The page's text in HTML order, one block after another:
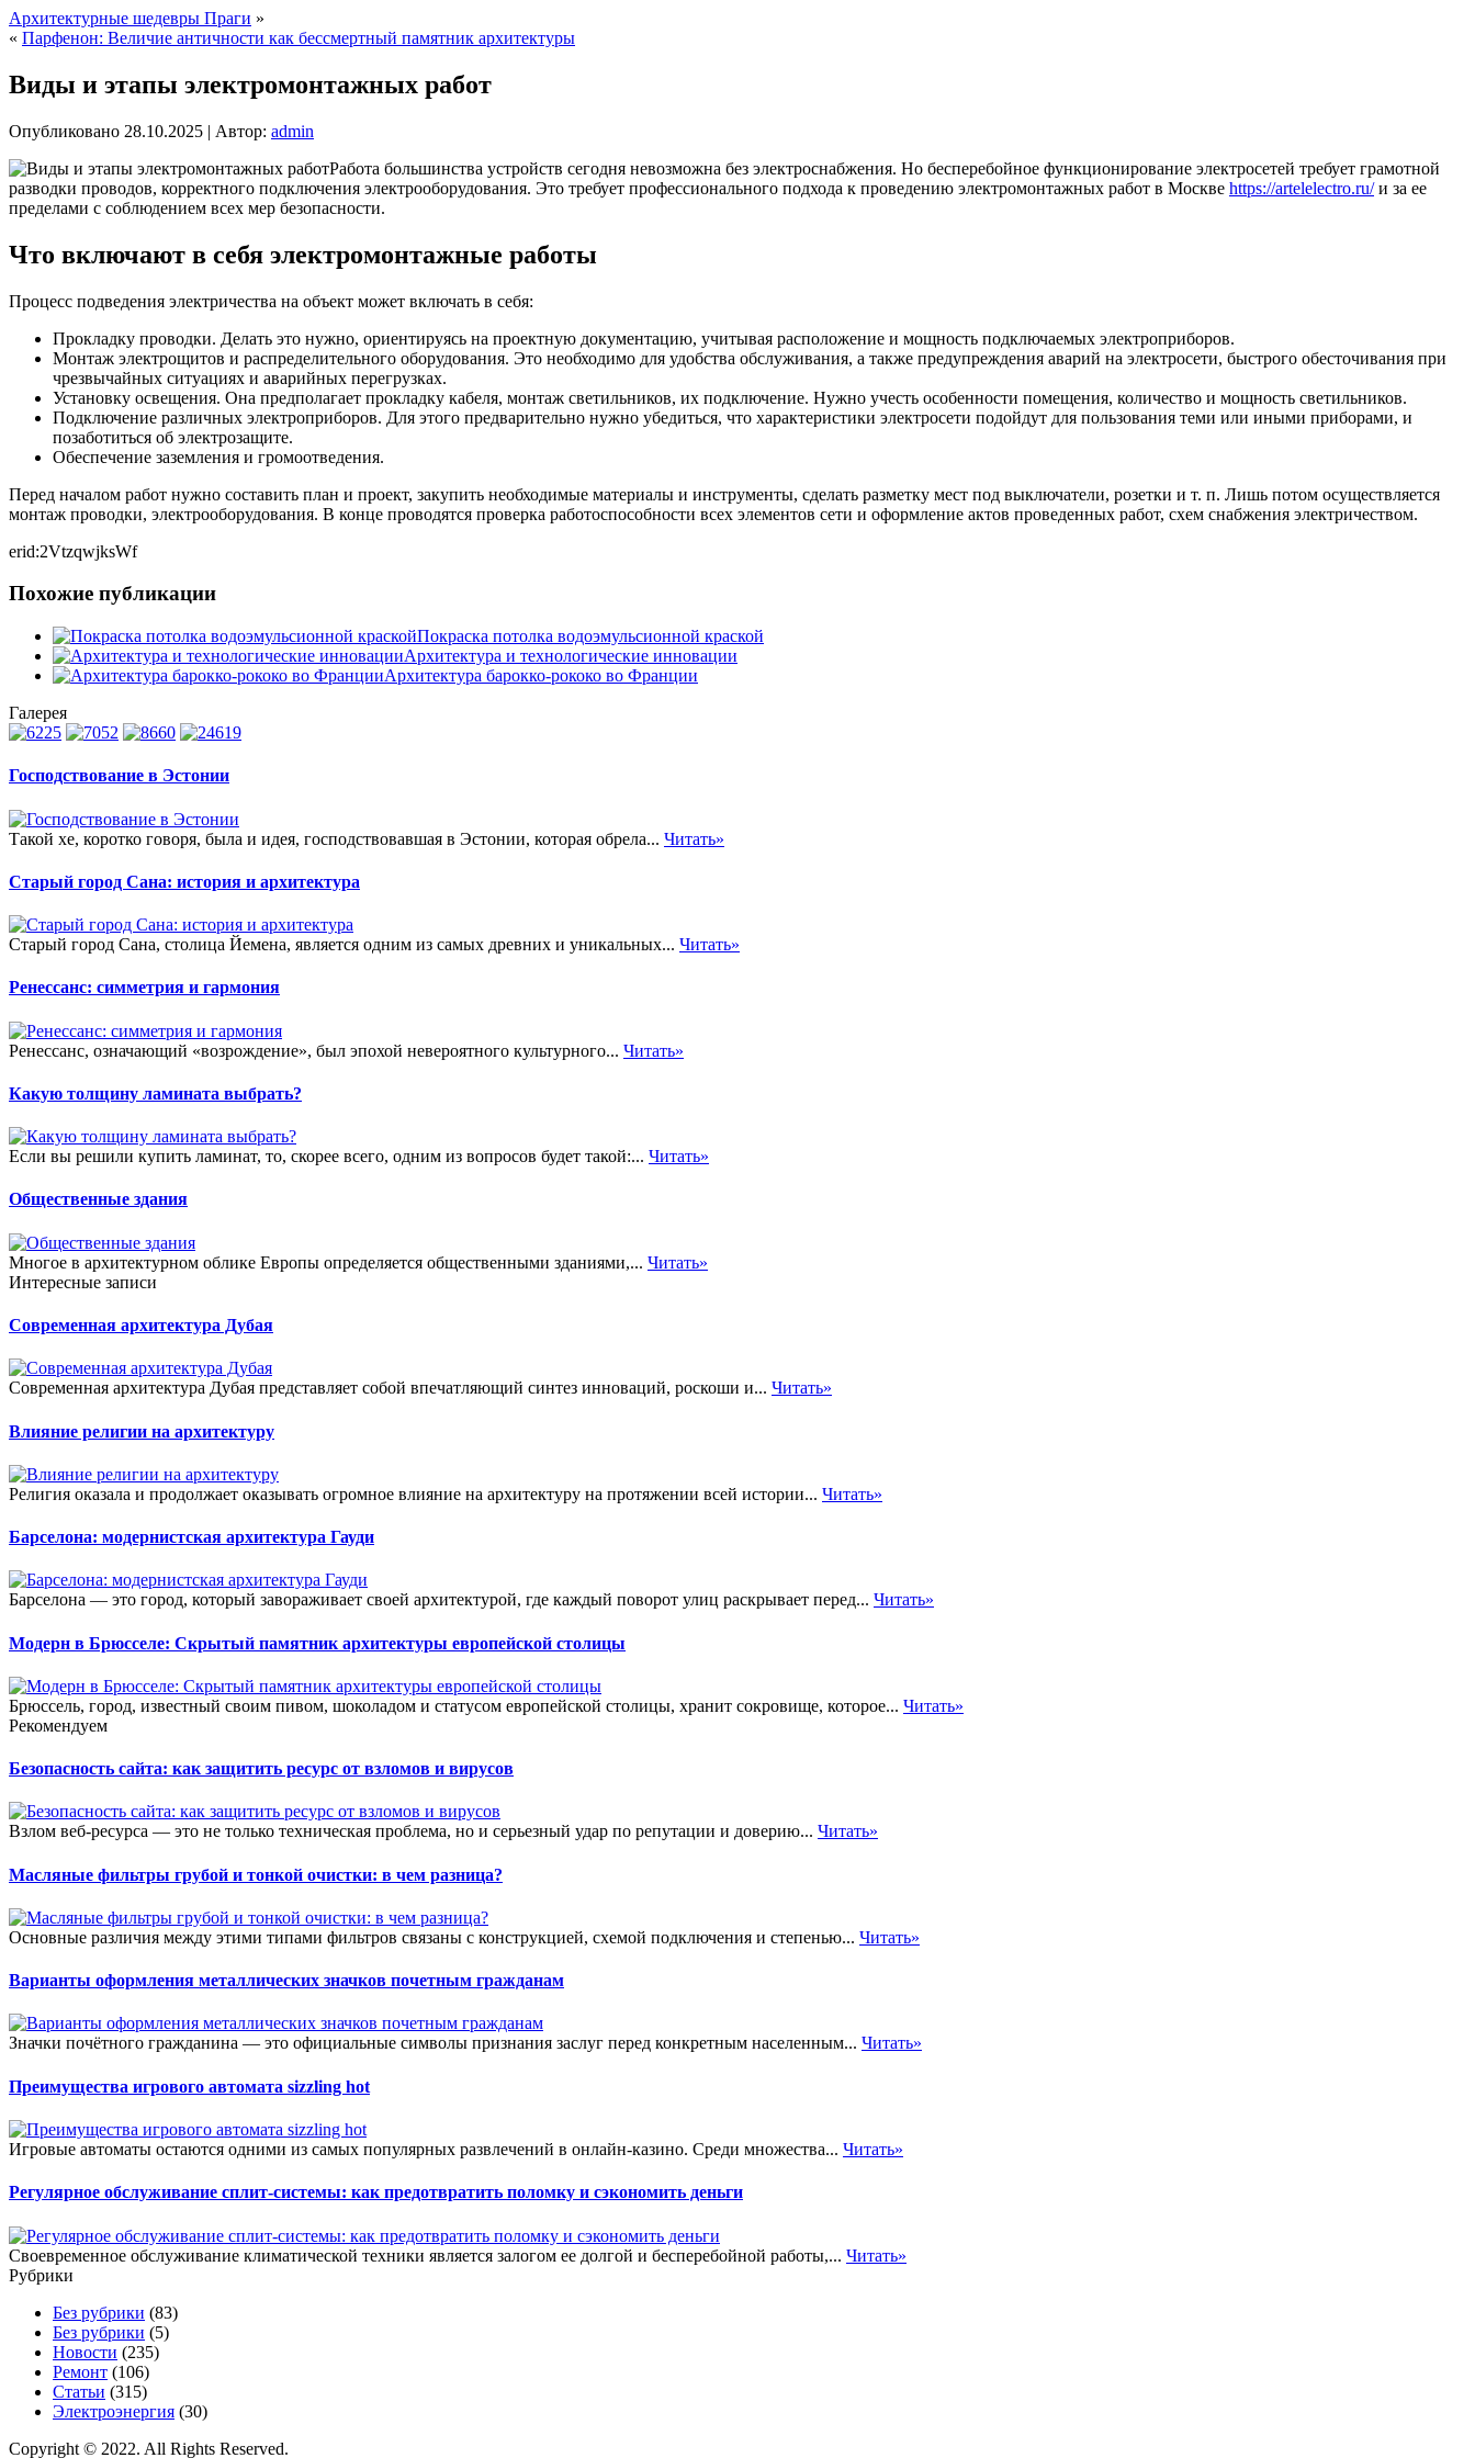
Архитектурные шедевры Праги »
« Парфенон: Величие античности как бессмертный памятник архитектуры
Виды и этапы электромонтажных работ
Опубликовано 28.10.2025 | Автор: admin
Работа большинства устройств сегодня невозможна без электроснабжения. Но бесперебойное функционирование электросетей требует грамотной
разводки проводов, корректного подключения электрооборудования. Это требует профессионального подхода к проведению электромонтажных работ в Москве https://artelelectro.ru/и за ее
пределами с соблюдением всех мер безопасности.
Что включают в себя электромонтажные работы
Процесс подведения электричества на объект может включать в себя:
Прокладку проводки. Делать это нужно, ориентируясь на проектную документацию, учитывая расположение и мощность подключаемых электроприборов.
Монтаж электрощитов и распределительного оборудования. Это необходимо для удобства обслуживания, а также предупреждения аварий на электросети, быстрого обесточивания при
чрезвычайных ситуациях и аварийных перегрузках.
Установку освещения. Она предполагает прокладку кабеля, монтаж светильников, их подключение. Нужно учесть особенности помещения, количество и мощность светильников.
Подключение различных электроприборов. Для этого предварительно нужно убедиться, что характеристики электросети подойдут для пользования теми или иными приборами, и
позаботиться об электрозащите.
Обеспечение заземления и громоотведения.
Перед началом работ нужно составить план и проект, закупить необходимые материалы и инструменты, сделать разметку мест под выключатели, розетки и т. п. Лишь потом осуществляется
монтаж проводки, электрооборудования. В конце проводятся проверка работоспособности всех элементов сети и оформление актов проведенных работ, схем снабжения электричеством.
erid:2VtzqwjksWf
Похожие публикации
Покраска потолка водоэмульсионной краской
Архитектура и технологические инновации
Архитектура барокко-рококо во Франции
Галерея
Господствование в Эстонии
Такой хе, коротко говоря, была и идея, господствовавшая в Эстонии, которая обрела... Читать»
Старый город Сана: история и архитектура
Старый город Сана, столица Йемена, является одним из самых древних и уникальных... Читать»
Ренессанс: симметрия и гармония
Ренессанс, означающий «возрождение», был эпохой невероятного культурного... Читать»
Какую толщину ламината выбрать?
Если вы решили купить ламинат, то, скорее всего, одним из вопросов будет такой:... Читать»
Общественные здания
Многое в архитектурном облике Европы определяется общественными зданиями,... Читать»
Интересные записи
Современная архитектура Дубая
Современная архитектура Дубая представляет собой впечатляющий синтез инноваций, роскоши и... Читать»
Влияние религии на архитектуру
Религия оказала и продолжает оказывать огромное влияние на архитектуру на протяжении всей истории... Читать»
Барселона: модернистская архитектура Гауди
Барселона — это город, который завораживает своей архитектурой, где каждый поворот улиц раскрывает перед... Читать»
Модерн в Брюсселе: Скрытый памятник архитектуры европейской столицы
Брюссель, город, известный своим пивом, шоколадом и статусом европейской столицы, хранит сокровище, которое... Читать»
Рекомендуем
Безопасность сайта: как защитить ресурс от взломов и вирусов
Взлом веб-ресурса — это не только техническая проблема, но и серьезный удар по репутации и доверию... Читать»
Масляные фильтры грубой и тонкой очистки: в чем разница?
Основные различия между этими типами фильтров связаны с конструкцией, схемой подключения и степенью... Читать»
Варианты оформления металлических значков почетным гражданам
Значки почётного гражданина — это официальные символы признания заслуг перед конкретным населенным... Читать»
Преимущества игрового автомата sizzling hot
Игровые автоматы остаются одними из самых популярных развлечений в онлайн-казино. Среди множества... Читать»
Регулярное обслуживание сплит-системы: как предотвратить поломку и сэкономить деньги
Своевременное обслуживание климатической техники является залогом ее долгой и бесперебойной работы,... Читать»
Рубрики
Без рубрики (83)
Без рубрики (5)
Новости (235)
Ремонт (106)
Статьи (315)
Электроэнергия (30)
Copyright © 2022. All Rights Reserved.